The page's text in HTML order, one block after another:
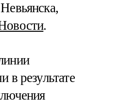
.
в результате